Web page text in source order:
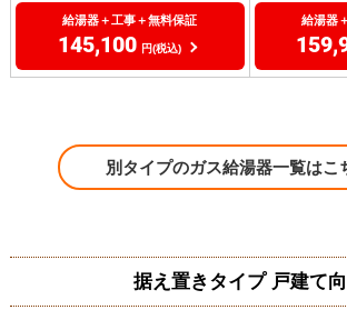
給湯器＋工事＋無料保証
145,100 円(税込)
給湯器
別タイプのガス給湯器一覧はこ
据え置きタイプ 戸建て